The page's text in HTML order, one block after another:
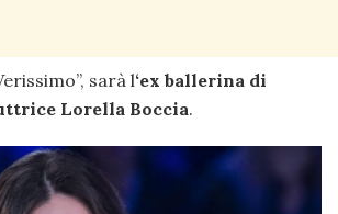
sarà l‘ex ballerina di
Lorella Boccia.